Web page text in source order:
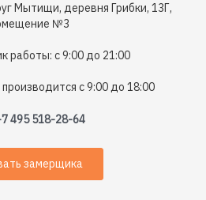
Мытищи, деревня Грибки, 13Г,
№3
работы: с 9:00 до 21:00
с 9:00 до 18:00
495 518-28-64
замерщика